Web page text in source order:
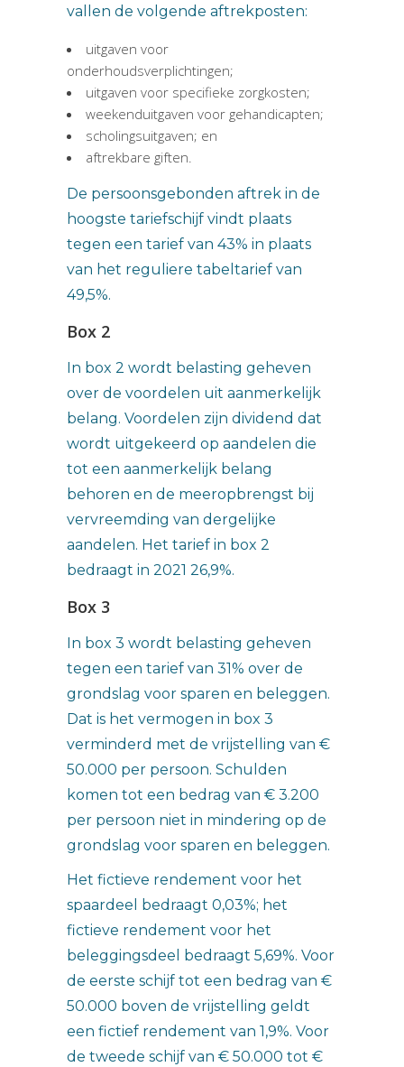
vallen de volgende aftrekposten:
uitgaven voor
onderhoudsverplichtingen;
uitgaven voor specifieke zorgkosten;
weekenduitgaven voor gehandicapten;
scholingsuitgaven; en
aftrekbare giften.
De persoonsgebonden aftrek in de
hoogste tariefschijf vindt plaats
tegen een tarief van 43% in plaats
van het reguliere tabeltarief van
49,5%.
Box 2
In box 2 wordt belasting geheven
over de voordelen uit aanmerkelijk
belang. Voordelen zijn dividend dat
wordt uitgekeerd op aandelen die
tot een aanmerkelijk belang
behoren en de meeropbrengst bij
vervreemding van dergelijke
aandelen. Het tarief in box 2
bedraagt in 2021 26,9%.
Box 3
In box 3 wordt belasting geheven
tegen een tarief van 31% over de
grondslag voor sparen en beleggen.
Dat is het vermogen in box 3
verminderd met de vrijstelling van €
50.000 per persoon. Schulden
komen tot een bedrag van € 3.200
per persoon niet in mindering op de
grondslag voor sparen en beleggen.
Het fictieve rendement voor het
spaardeel bedraagt 0,03%; het
fictieve rendement voor het
beleggingsdeel bedraagt 5,69%. Voor
de eerste schijf tot een bedrag van €
50.000 boven de vrijstelling geldt
een fictief rendement van 1,9%. Voor
de tweede schijf van € 50.000 tot €